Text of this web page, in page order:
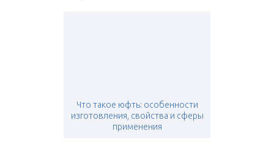
Что такое юфть: особенности
изготовления, свойства и сферы
применения